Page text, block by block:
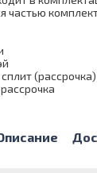
частью
(рассрочка)